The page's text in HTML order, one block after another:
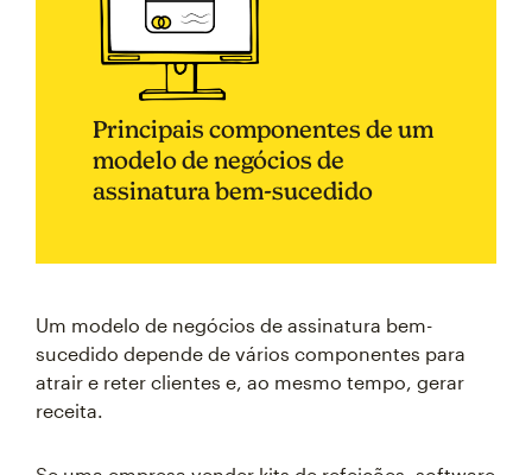
Principais componentes de um
modelo de negócios de
assinatura bem-sucedido
Um modelo de negócios de assinatura bem-
sucedido depende de vários componentes para
atrair e reter clientes e, ao mesmo tempo, gerar
receita.